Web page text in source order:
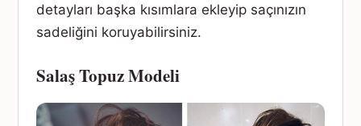
detayları başka kısımlara ekleyip saçınızın
sadeliğini koruyabilirsiniz.
Salaş Topuz Modeli